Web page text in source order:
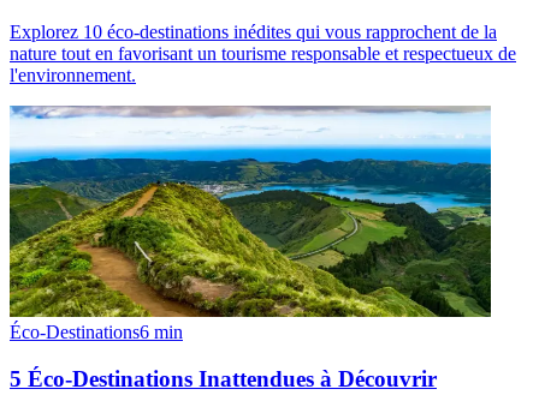
Explorez 10 éco-destinations inédites qui vous rapprochent de la
nature tout en favorisant un tourisme responsable et respectueux de
l'environnement.
Éco-Destinations6 min
5 Éco-Destinations Inattendues à Découvrir